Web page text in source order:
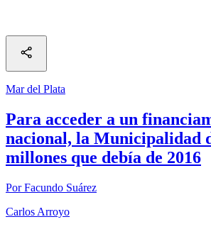
Mar del Plata
Para acceder a un
nacional, la Municipalidad
millones que debía de 2016
Por Facundo Suárez
Carlos Arroyo